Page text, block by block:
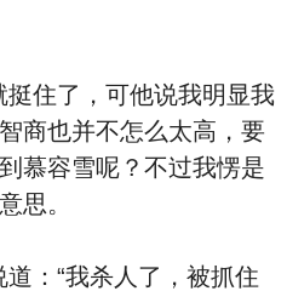
了，可他说我明显我
商也并不怎么太高，要
慕容雪呢？不过我愣是
思。
“我杀人了，被抓住